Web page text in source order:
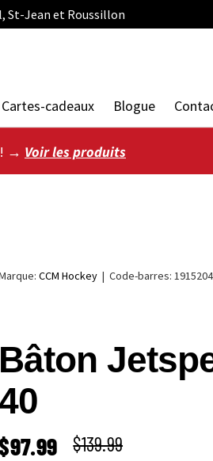
St-Jean et Roussillon
Cartes-cadeaux Blogue
→ Voir les produits
CCM Hockey |Code-barres:
Bâton
SOLDÉPRIX HABITUEL
$139.99